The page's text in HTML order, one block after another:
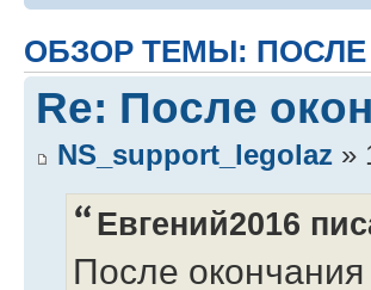
ОБЗОР ТЕМЫ:
Re: После
NS_support_legolaz »
Евгений2016
После